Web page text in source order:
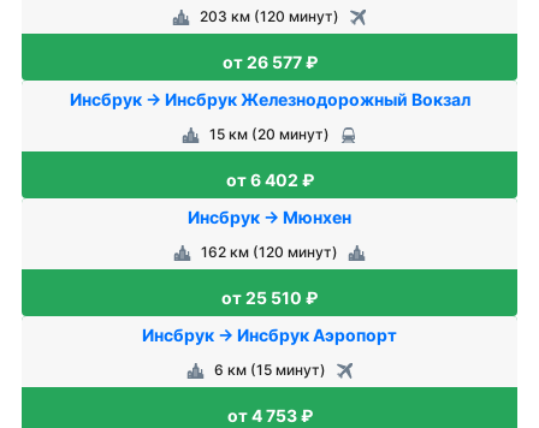
203 км (120 минут)
от 26 577 ₽
Инсбрук → Инсбрук Железнодорожный Вокзал
15 км (20 минут)
от 6 402 ₽
Инсбрук → Мюнхен
162 км (120 минут)
от 25 510 ₽
Инсбрук → Инсбрук Аэропорт
6 км (15 минут)
от 4 753 ₽